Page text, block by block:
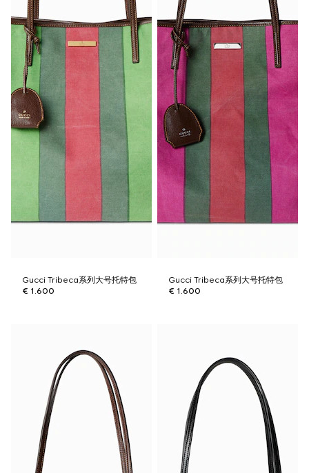
Gucci Tribeca系列大号托特包
€ 1.600
Gucci Tribeca系列大号托特包
€ 1.600